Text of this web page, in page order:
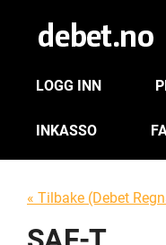
LOGG INN
INKASSO
« Tilbake (Debet